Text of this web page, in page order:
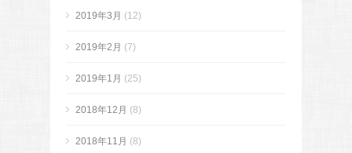
2019年3月 (12)
2019年2月 (7)
2019年1月 (25)
2018年12月 (8)
2018年11月 (8)